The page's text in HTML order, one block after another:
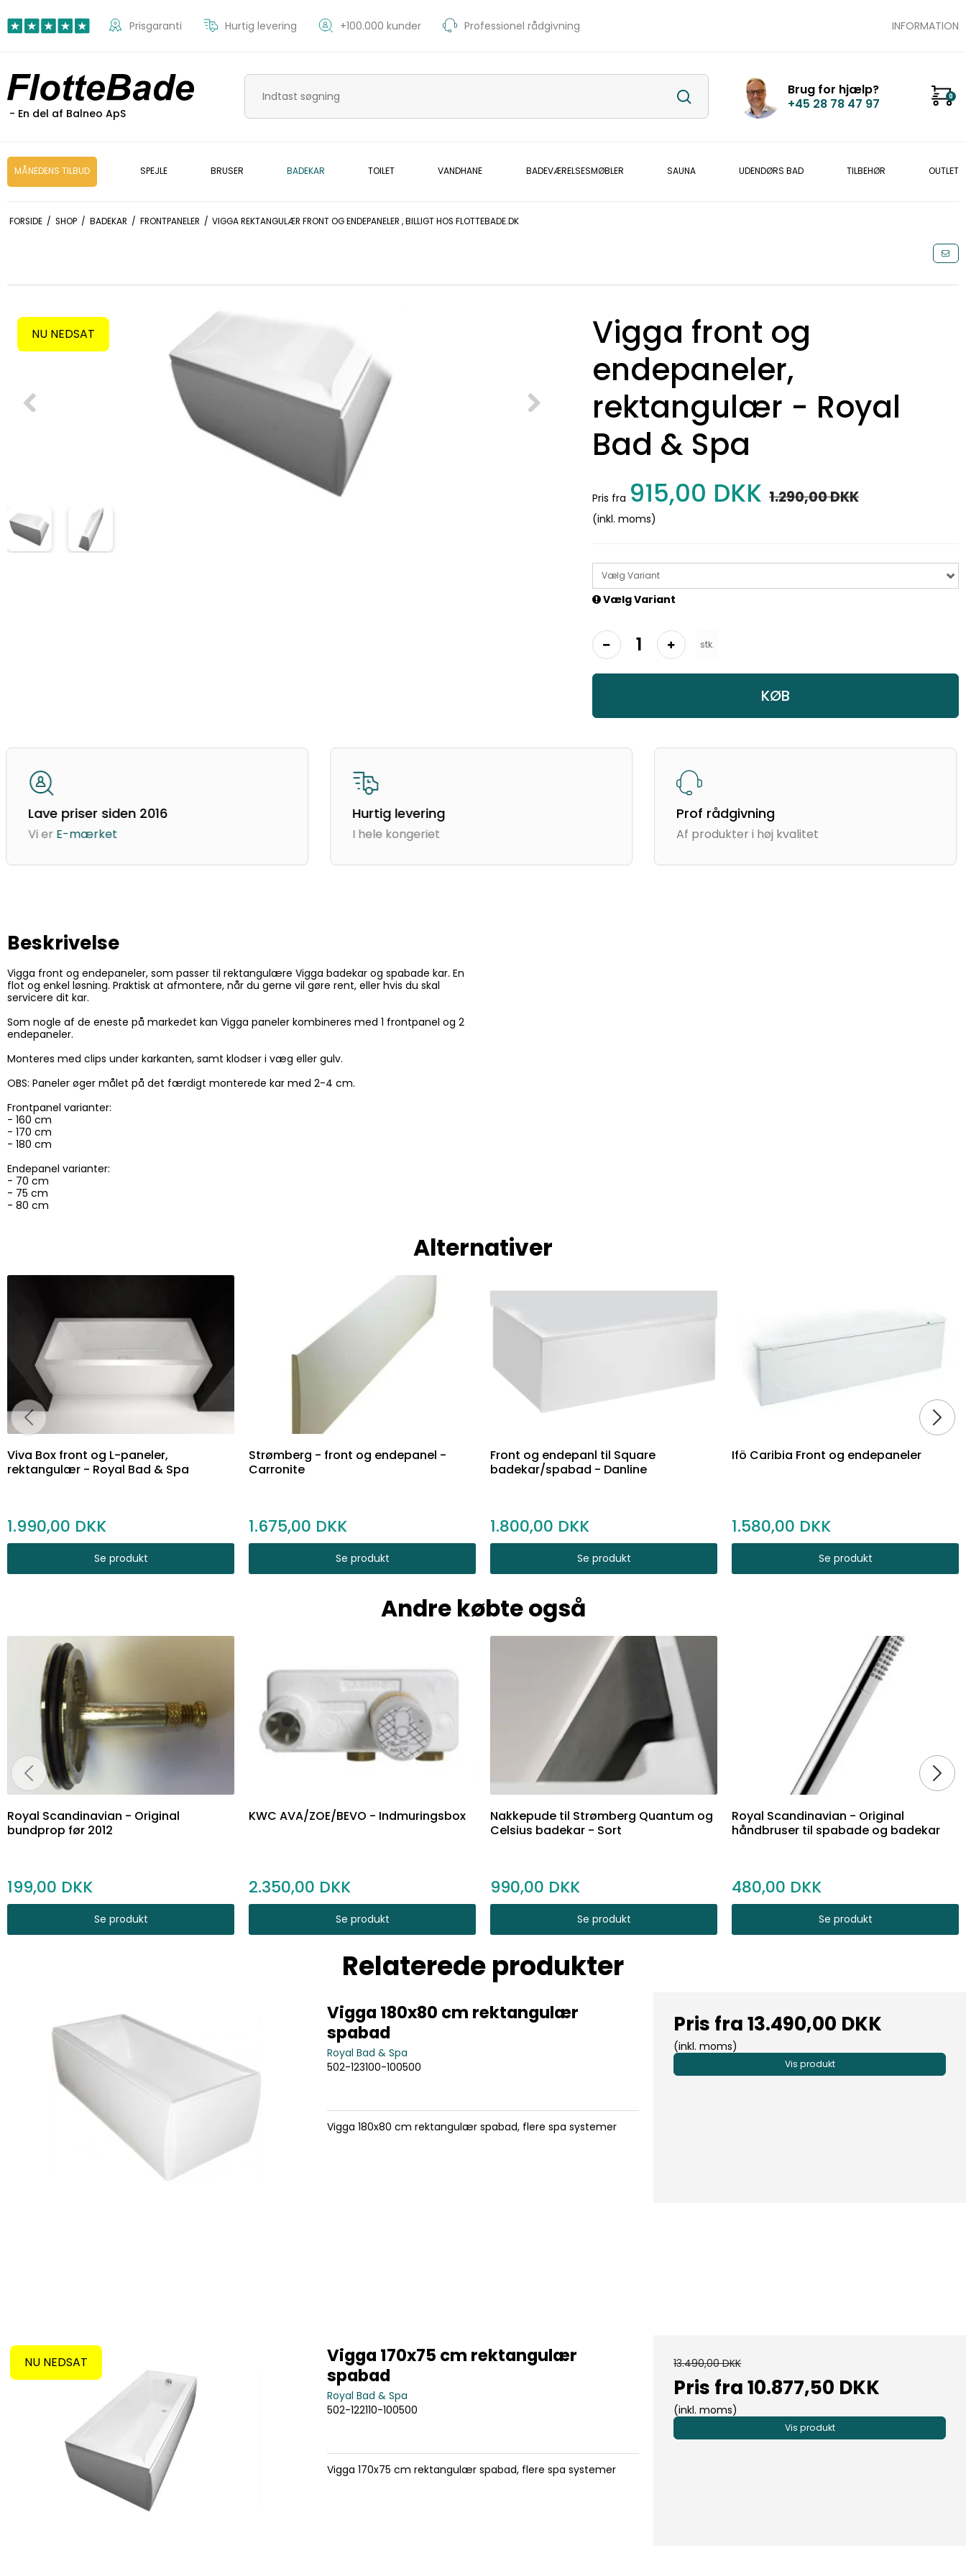
Prisgaranti Hurtig levering +100.000 kunder Professionel rådgivning INFORMATION
- En del af Balneo ApS
Brug for hjælp?
+45 28 78 47 97
0
MÅNEDENS TILBUD SPEJLE BRUSER BADEKAR TOILET VANDHANE BADEVÆRELSESMØBLER SAUNA UDENDØRS BAD TILBEHØR OUTLET
FORSIDE / SHOP / BADEKAR / FRONTPANELER / VIGGA REKTANGULÆR FRONT OG ENDEPANELER , BILLIGT HOS FLOTTEBADE.DK
NU NEDSAT
Vigga front og
endepaneler,
rektangulær - Royal
Bad & Spa
Pris fra 915,00 DKK 1.290,00 DKK
(inkl. moms)
Vælg Variant
Vælg Variant
stk.
KØB
Lave priser siden 2016
Vi erE-mærket
Hurtig levering
I hele kongeriet
Prof rådgivning
Af produkter i høj kvalitet
Beskrivelse
Vigga front og endepaneler, som passer til rektangulære Vigga badekar og spabade kar. En
flot og enkel løsning. Praktisk at afmontere, når du gerne vil gøre rent, eller hvis du skal
servicere dit kar.
Som nogle af de eneste på markedet kan Vigga paneler kombineres med 1 frontpanel og 2
endepaneler.
Monteres med clips under karkanten, samt klodser i væg eller gulv.
OBS: Paneler øger målet på det færdigt monterede kar med 2-4 cm.
Frontpanel varianter:
- 160 cm
- 170 cm
- 180 cm
Endepanel varianter:
- 70 cm
- 75 cm
- 80 cm
Alternativer
Viva Box front og L-paneler,
rektangulær - Royal Bad & Spa
1.990,00
Se produkt
Strømberg - front og endepanel -
Carronite
1.675,00
Se produkt
Front og endepanl til Square
badekar/spabad - Danline
1.800,00
Se produkt
Ifö Caribia Front og endepaneler
1.580,00
Se produkt
Andre købte også
Royal Scandinavian - Original
bundprop før 2012
199,00
Se produkt
KWC AVA/ZOE/BEVO - Indmuringsbox
2.350,00
Se produkt
Nakkepude til Strømberg Quantum og
Celsius badekar - Sort
990,00
Se produkt
Royal Scandinavian - Original
håndbruser til spabade og badekar
480,00
Se produkt
Relaterede produkter
Vigga 180x80 cm rektangulær
spabad
Royal Bad & Spa
502-123100-100500
Vigga 180x80 cm rektangulær spabad, flere spa systemer
Pris fra13.490,00 DKK
(inkl. moms)
Vis produkt
NU NEDSAT
Vigga 170x75 cm rektangulær
spabad
Royal Bad & Spa
502-122110-100500
Vigga 170x75 cm rektangulær spabad, flere spa systemer
13.490,00 DKK
Pris fra10.877,50 DKK
(inkl. moms)
Vis produkt